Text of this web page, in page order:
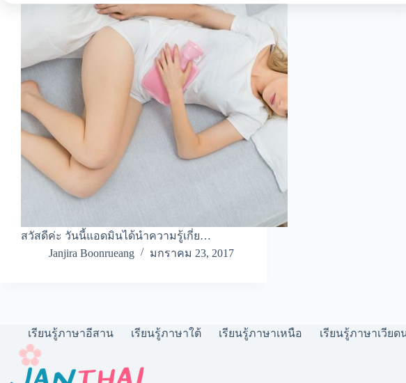
สวัสดีค่ะ วันนี้แอดมินได้นำความรู้เกี่ย…
Janjira Boonrueang
มกราคม 23, 2017
เรียนรู้ภาษาอีสาน เรียนรู้ภาษาใต้ เรียนรู้ภาษาเหนือ เรียนรู้ภาษาเวียด